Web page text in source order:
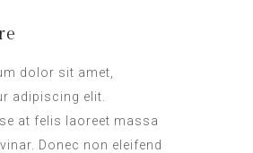
dolor sit amet,
adipiscing elit.
at felis laoreet massa
Donec non eleifend